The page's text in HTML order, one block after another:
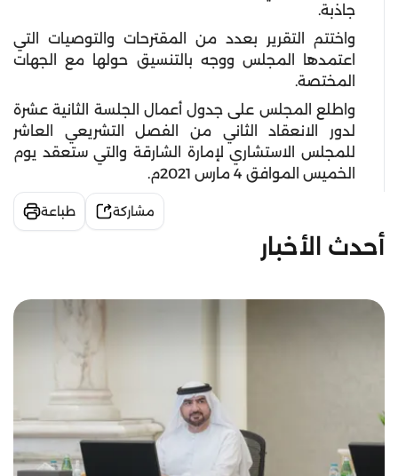
جاذبة.
واختتم التقرير بعدد من المقترحات والتوصيات التي
اعتمدها المجلس ووجه بالتنسيق حولها مع الجهات
المختصة.
واطلع المجلس على جدول أعمال الجلسة الثانية عشرة
لدور الانعقاد الثاني من الفصل التشريعي العاشر
للمجلس الاستشاري لإمارة الشارقة والتي ستعقد يوم
الخميس الموافق 4 مارس 2021م.
مشاركة طباعة
أحدث الأخبار